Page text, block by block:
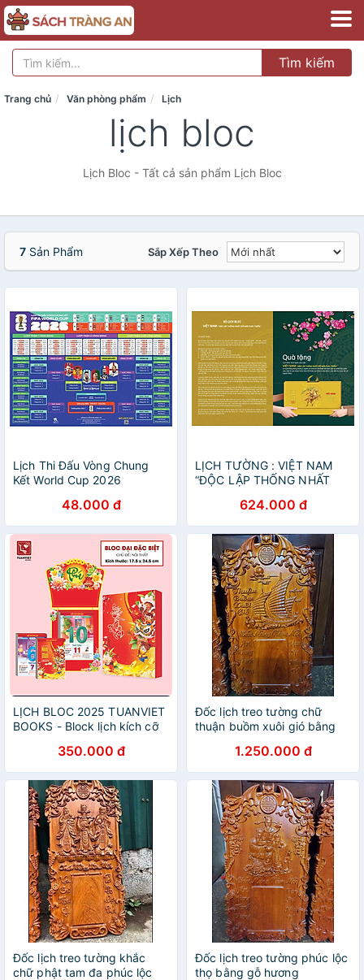
Tìm kiếm
Trang chủ Văn phòng phẩm Lịch
lịch bloc
Lịch Bloc - Tất cả sản phẩm Lịch Bloc
7 Sản Phẩm Sắp Xếp Theo
Lịch Thi Đấu Vòng Chung
Kết World Cup 2026
48.000 đ
LỊCH TƯỜNG : VIỆT NAM
“ĐỘC LẬP THỐNG NHẤT
Việt Books624.000 đ
LỊCH BLOC 2025 TUANVIET
BOOKS - Block lịch kích cỡ
17x24cm, 10x14.5cm) - Mẫu
ngẫu nhiên
350.000 đ
Đốc lịch treo tường chữ
thuận buồm xuôi gió bằng
1.250.000 đ
Đốc lịch treo tường khắc
chữ phật tam đa phúc lộc
Đốc lịch treo tường phúc lộc
thọ bằng gỗ hương